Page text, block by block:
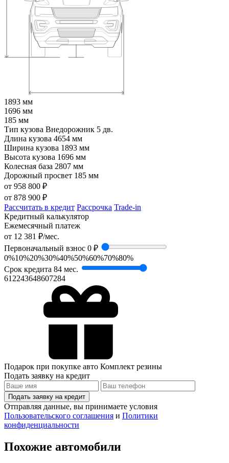
1893 мм
1696 мм
185 мм
Тип кузова Внедорожник 5 дв.
Длина кузова 4654 мм
Ширина кузова 1893 мм
Высота кузова 1696 мм
Колесная база 2807 мм
Дорожный просвет 185 мм
от 958 800 ₽
от 878 900 ₽
Рассчитать в кредит Рассрочка Trade-in
Кредитный калькулятор
Ежемесячный платеж
от 12 381 ₽/мес.
Первоначальный взнос 0 ₽
0%10%20%30%40%50%60%70%80%
Срок кредита 84 мес.
612243648607284
Подарок при покупке авто Комплект резины
Подать заявку на кредит
Подать заявку на кредит
Отправляя данные, вы принимаете условия
Пользовательского соглашения и Политики
конфиденциальности
Похожие автомобили